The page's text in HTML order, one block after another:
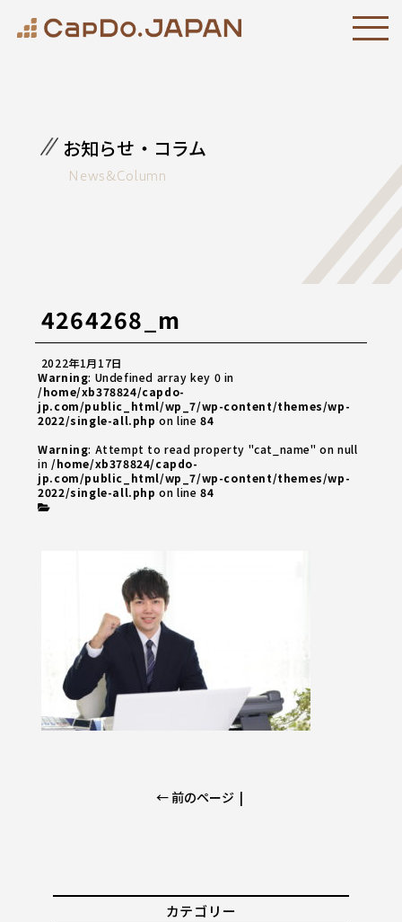
お知らせ・コラム
News&Column
4264268_m
2022年1月17日
Warning: Undefined array key 0 in
/home/xb378824/capdo-
jp.com/public_html/wp_7/wp-content/themes/wp-
2022/single-all.php on line84
Warning: Attempt to read property "cat_name" on null
in/home/xb378824/capdo-
jp.com/public_html/wp_7/wp-content/themes/wp-
2022/single-all.php on line84
← 前のページ |
カテゴリー